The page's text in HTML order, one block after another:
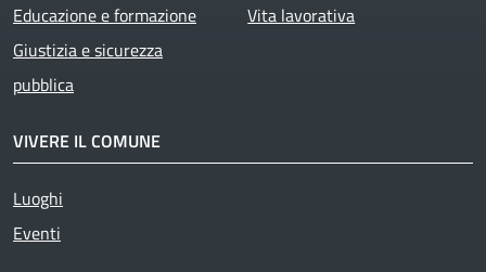
Educazione e formazione
Giustizia e sicurezza
pubblica
Vita lavorativa
VIVERE IL COMUNE
Luoghi
Eventi